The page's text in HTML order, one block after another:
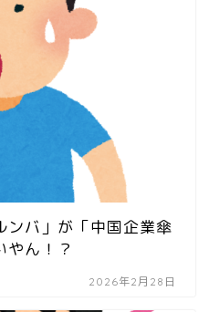
ンバ」が「中国企業傘
やん！？
2026年2月28日